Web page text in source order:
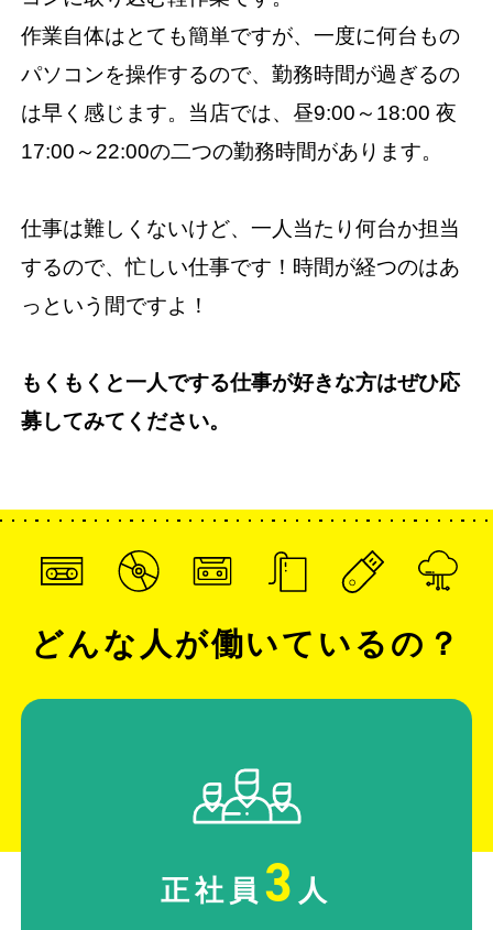
作業自体はとても簡単ですが、一度に何台もの
パソコンを操作するので、勤務時間が過ぎるの
は早く感じます。当店では、昼9:00～18:00 夜
17:00～22:00の二つの勤務時間があります。
仕事は難しくないけど、一人当たり何台か担当
するので、忙しい仕事です！時間が経つのはあ
っという間ですよ！
もくもくと一人でする仕事が好きな方はぜひ応
募してみてください。
どんな人が働いているの？
正社員 3 人